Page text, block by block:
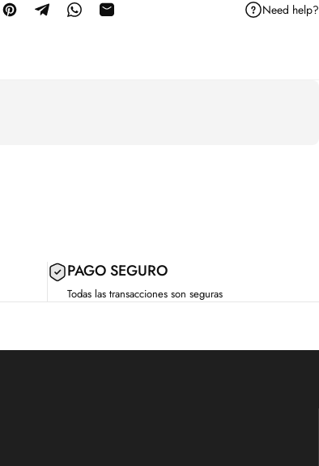
Facebook
en X
Guardar en Pinterest
Compartir en Telegram
Compartir en WhatsApp
Compartir por correo electrónicoNeed help?
PAGO SEGURO
Todas las transacciones son seguras